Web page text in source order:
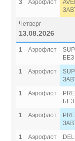
3
Аэрофлот
Четверг
13.08.2026
1 Аэрофлот
1
Аэрофлот
1
Аэрофлот
1
Аэрофлот
1
Аэрофлот